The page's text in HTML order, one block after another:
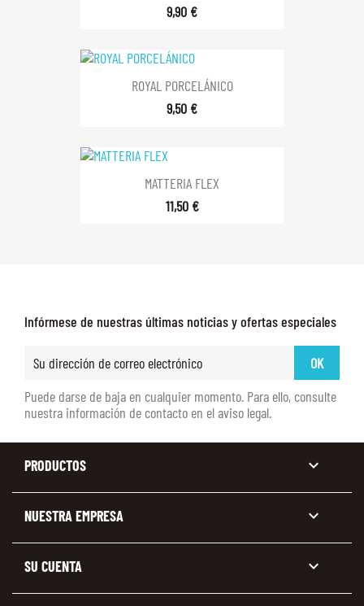
9,90 €
ROYAL PORCELÁNICO
9,50 €
MATTERIA FLEX
11,50 €
Infórmese de nuestras últimas noticias y ofertas especiales
Puede darse de baja en cualquier momento. Para ello, consulte
nuestra información de contacto en el aviso legal.
PRODUCTOS 
NUESTRA EMPRESA 
SU CUENTA 